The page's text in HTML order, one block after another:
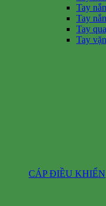
Tay
Tay
Tay
Tay vặn
CÁP ĐIỀU KHIỂN